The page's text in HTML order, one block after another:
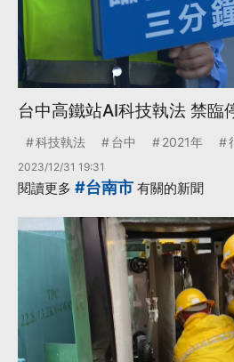
台中高鐵站AI科技執法 禁臨
科技執法 台中 2021年
2023/12/31 19:31
閱讀更多 #台南市 有關的新聞